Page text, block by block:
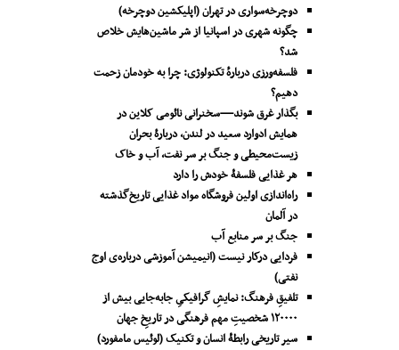
دوچرخه‌سواری در تهران (اپلیکشین دوچرخه)
چگونه شهری در اسپانیا از شر ماشین‌هایش خلاص
شد؟
فلسفه‌ورزی دربارهٔ تکنولوژی: چرا به خودمان زحمت
دهیم؟
بگذار غرق شوند—سخنرانی نائومی کلاین در
همایش ادوارد سعید در لندن، دربارۀ بحران
زیست‌محیطی و جنگ بر سر نفت، آب و خاک
هر غذایی فلسفۀ خودش را دارد
راه‌اندازی اولین فروشگاه مواد غذایی تاریخ‌گذشته
در آلمان
جنگ بر سر منابع آب
فردایی درکار نیست (انیمیشن آموزشی درباره‌ی اوج
نفتی)
تلفیقِ فرهنگ: نمایشِ گرافیکیِ جا‌به‌جایی بیش از
۱۲۰۰۰۰ شخصیتِ مهم فرهنگی در تاریخِ جهان
سیر تاریخی رابطۀ انسان و تکنیک (لوئیس مامفورد)